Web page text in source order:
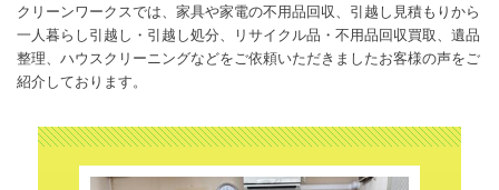
クリーンワークスでは、家具や家電の不用品回収、引越し見積もりから
一人暮らし引越し・引越し処分、リサイクル品・不用品回収買取、遺品
整理、ハウスクリーニングなどをご依頼いただきましたお客様の声をご
紹介しております。